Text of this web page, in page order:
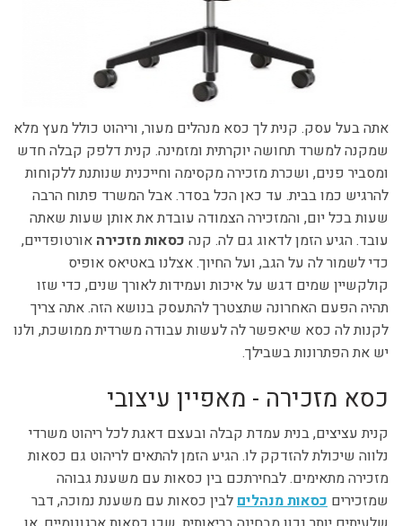
אתה בעל עסק. קנית לך כסא מנהלים מעור, וריהוט כולל מעץ מלא
שמקנה למשרד תחושה יוקרתית ומזמינה. קנית דלפק קבלה חדש
ומסביר פנים, ושכרת מזכירה מקסימה וחייכנית שנותנת ללקוחות
להרגיש כמו בבית. עד כאן הכל בסדר. אבל המשרד פתוח הרבה
שעות בכל יום, והמזכירה הצמודה עובדת את אותן שעות שאתה
עובד. הגיע הזמן לדאוג גם לה. קנה כסאות מזכירה אורטופדיים,
כדי לשמור לה על הגב, ועל החיוך. אצלנו באטיאס אופיס
קולקשיין שמים דגש על איכות ועמידות לאורך שנים, כדי שזו
תהיה הפעם האחרונה שתצטרך להתעסק בנושא הזה. אתה צריך
לקנות לה כסא שיאפשר לה לעשות עבודה משרדית ממושכת, ולנו
יש את הפתרונות בשבילך.
כסא מזכירה - מאפיין עיצובי
קנית עציצים, בנית עמדת קבלה ובעצם דאגת לכל ריהוט משרדי
נלווה שיכולת להזדקק לו. הגיע הזמן להתאים לריהוט גם כסאות
מזכירה מתאימים. לבחירתכם בין כסאות עם משענת גבוהה
שמזכירים כסאות מנהליםלבין כסאות עם משענת נמוכה, דבר